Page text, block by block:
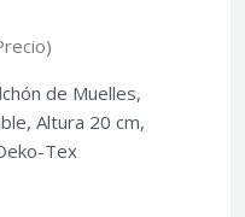
de Muelles,
Altura 20 cm,
Tex